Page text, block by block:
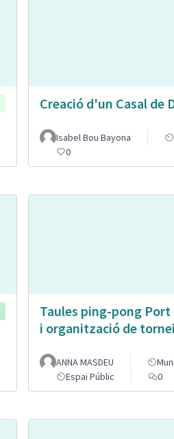
Creació d'un Casal de
Isabel Bou Bayona
0
Taules ping-pong Port
i organització de
ANNA MASDEU
Espai Públic
0